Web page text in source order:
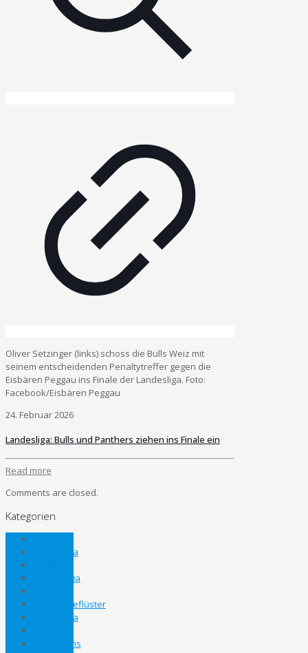
Oliver Setzinger (links) schoss die Bulls Weiz mit
seinem entscheidenden Penaltytreffer gegen die
Eisbären Peggau ins Finale der Landesliga. Foto:
Facebook/Eisbären Peggau
24. Februar 2026
Landesliga: Bulls und Panthers ziehen ins Finale ein
Read more
Comments are closed.
Kategorien
Bezirksliga
Gebietsliga
Kabinengeflüster
Landesliga
Nachwuchs